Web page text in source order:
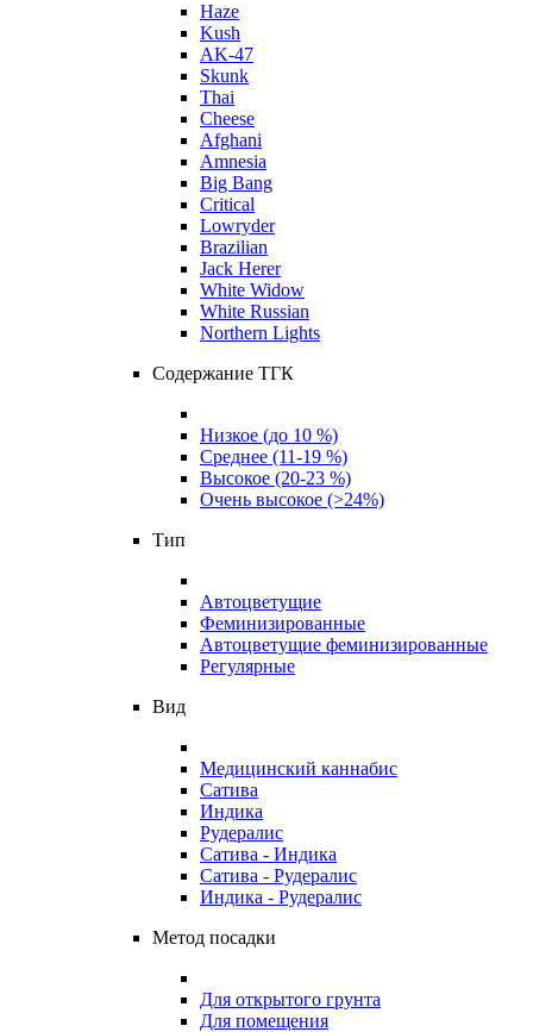
Haze
Kush
AK-47
Skunk
Thai
Cheese
Afghani
Amnesia
Big Bang
Critical
Lowryder
Brazilian
Jack Herer
White Widow
White Russian
Northern Lights
Содержание ТГК
Низкое (до 10 %)
Среднее (11-19 %)
Высокое (20-23 %)
Очень высокое (>24%)
Тип
Автоцветущие
Феминизированные
Автоцветущие феминизированные
Регулярные
Вид
Медицинский каннабис
Сатива
Индика
Рудералис
Сатива - Индика
Сатива - Рудералис
Индика - Рудералис
Метод посадки
Для открытого грунта
Для помещения